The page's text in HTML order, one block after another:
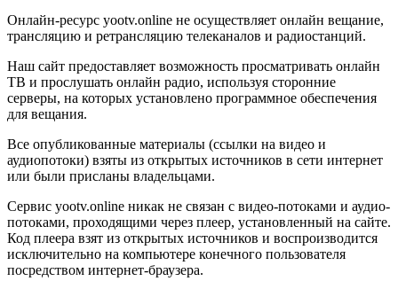
Онлайн-ресурс yootv.online не осуществляет онлайн вещание,
трансляцию и ретрансляцию телеканалов и радиостанций.
Наш сайт предоставляет возможность просматривать онлайн
ТВ и прослушать онлайн радио, используя сторонние
серверы, на которых установлено программное обеспечения
для вещания.
Все опубликованные материалы (ссылки на видео и
аудиопотоки) взяты из открытых источников в сети интернет
или были присланы владельцами.
Сервис yootv.online никак не связан с видео-потоками и аудио-
потоками, проходящими через плеер, установленный на сайте.
Код плеера взят из открытых источников и воспроизводится
исключительно на компьютере конечного пользователя
посредством интернет-браузера.